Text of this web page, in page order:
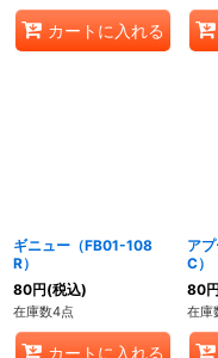
カートに入れる
ギニュー（FB01-108
R）
80円(税込)
在庫数4点
カートに入れる
ア
C）
80円
在庫